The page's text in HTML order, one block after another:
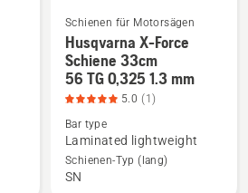
Mehr
Details
zu
Force
Schiene
Schienen für Motorsägen
Husqvarna X-Force
Schiene 33cm
56 TG 0,325 1.3 mm
5.0 (1)
Bar type
Laminated lightweight
Schienen-Typ (lang)
SN